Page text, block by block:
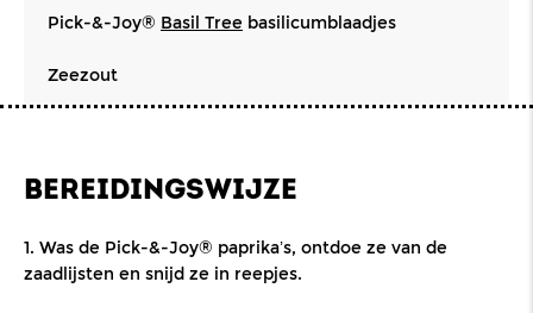
Pick-&-Joy® Basil Tree basilicumblaadjes
Zeezout
BEREIDINGSWIJZE
1. Was de Pick-&-Joy® paprika’s, ontdoe ze van de
zaadlijsten en snijd ze in reepjes.